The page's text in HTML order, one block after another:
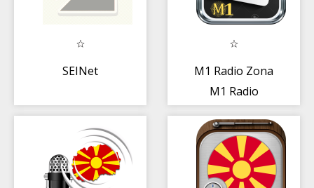
SEINet
M1 Radio Zona
M1 Radio
App En Vivo